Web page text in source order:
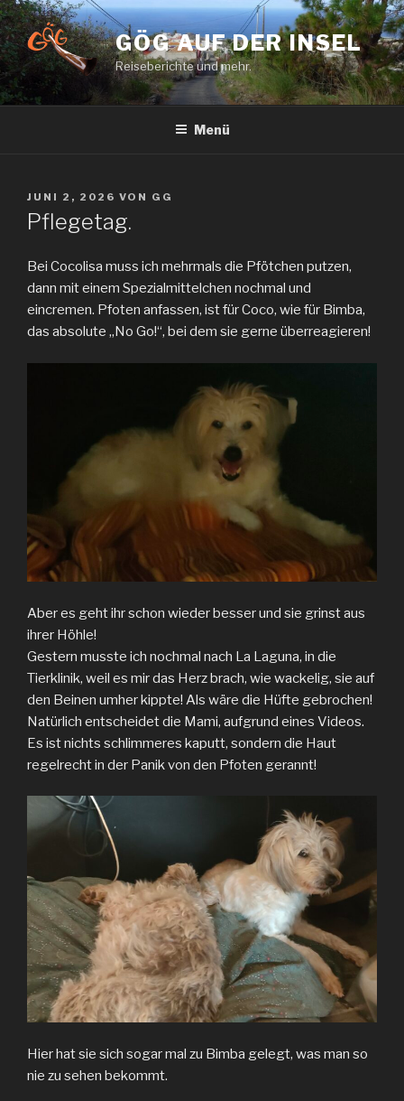
Zum
Inhalt
springen
GÖG AUF DER INSEL
Reiseberichte und mehr.
Menü
VERÖFFENTLICHT
AM
JUNI 2, 2026 VON GG
Pflegetag.
Bei Cocolisa muss ich mehrmals die Pfötchen putzen,
dann mit einem Spezialmittelchen nochmal und
eincremen. Pfoten anfassen, ist für Coco, wie für Bimba,
das absolute „No Go!“, bei dem sie gerne überreagieren!
Aber es geht ihr schon wieder besser und sie grinst aus
ihrer Höhle!
Gestern musste ich nochmal nach La Laguna, in die
Tierklinik, weil es mir das Herz brach, wie wackelig, sie auf
den Beinen umher kippte! Als wäre die Hüfte gebrochen!
Natürlich entscheidet die Mami, aufgrund eines Videos.
Es ist nichts schlimmeres kaputt, sondern die Haut
regelrecht in der Panik von den Pfoten gerannt!
Hier hat sie sich sogar mal zu Bimba gelegt, was man so
nie zu sehen bekommt.